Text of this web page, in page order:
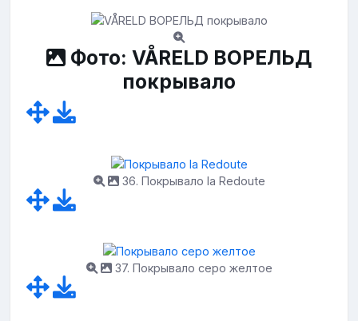
Фото: VÅRELD ВОРЕЛЬД
покрывало
36. Покрывало la Redoute
37. Покрывало серо желтое